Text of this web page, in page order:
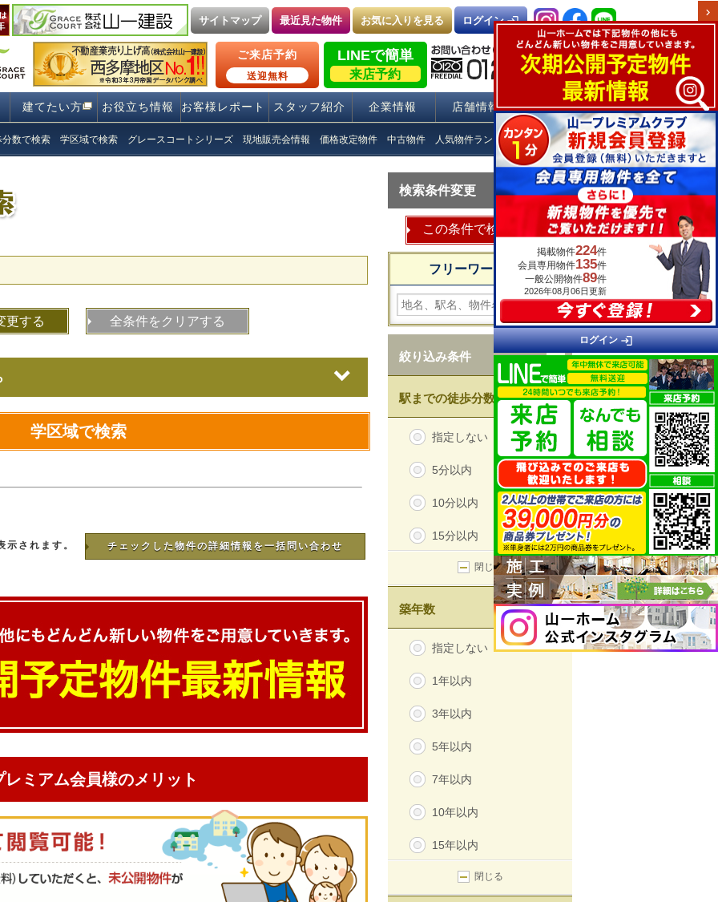
サイトマップ 最近見た物件 お気に入りを見る ログイン login
ご来店予約
送迎無料
LINEで簡単
来店予約
建てたい方 お役立ち情報 お客様レポート スタッフ紹介 企業情報 店舗情報 採用情報
分数で検索 学区域で検索 グレースコートシリーズ 現地販売会情報 価格改定物件 中古物件 人気物件ランキング Q＆A
更する 全条件をクリアする
学区域で検索
示されます。 チェックした物件の詳細情報を一括問い合わせ
レミアム会員様のメリット
検索条件変更
フリーワード検索
絞り込み条件
駅までの徒歩分数
指定しない
5分以内
10分以内
15分以内
閉じる
築年数
指定しない
1年以内
3年以内
5年以内
7年以内
10年以内
15年以内
閉じる
chevron_right
掲載物件224件
会員専用物件135件
一般公開物件89件
2026年08月06日更新
ログイン login